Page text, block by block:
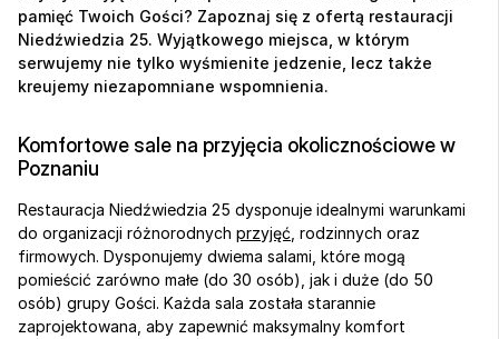
pamięć Twoich Gości? Zapoznaj się z ofertą restauracji
Niedźwiedzia 25. Wyjątkowego miejsca, w którym
serwujemy nie tylko wyśmienite jedzenie, lecz także
kreujemy niezapomniane wspomnienia.
Komfortowe sale na przyjęcia okolicznościowe w
Poznaniu
Restauracja Niedźwiedzia 25 dysponuje idealnymi warunkami
do organizacji różnorodnych przyjęć , rodzinnych oraz
firmowych. Dysponujemy dwiema salami, które mogą
pomieścić zarówno małe (do 30 osób), jak i duże (do 50
osób) grupy Gości. Każda sala została starannie
zaprojektowana, aby zapewnić maksymalny komfort